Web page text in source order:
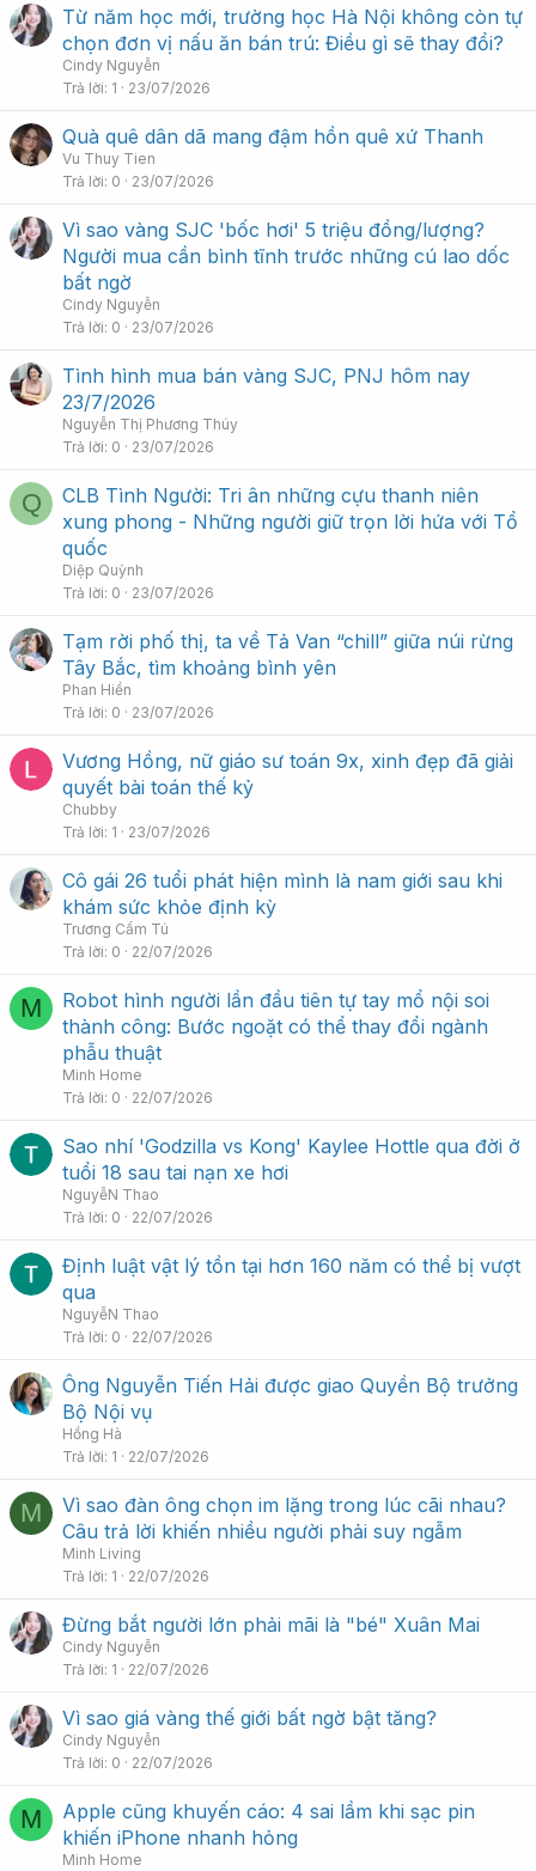
Từ năm học mới, trường học Hà Nội không còn tự
chọn đơn vị nấu ăn bán trú: Điều gì sẽ thay đổi?
Cindy Nguyễn
Trả lời 1 23/07/2026
Quà quê dân dã mang đậm hồn quê xứ Thanh
Vu Thuy Tien
Trả lời 0 23/07/2026
Vì sao vàng SJC 'bốc hơi' 5 triệu đồng/lượng?
Người mua cần bình tĩnh trước những cú lao dốc
bất ngờ
Cindy Nguyễn
Trả lời 0 23/07/2026
Tình hình mua bán vàng SJC, PNJ hôm nay
23/7/2026
Nguyễn Thị Phương Thúy
Trả lời 0 23/07/2026
Q
CLB Tình Người: Tri ân những cựu thanh niên
xung phong - Những người giữ trọn lời hứa với Tổ
quốc
Diệp Quỳnh
Trả lời 0 23/07/2026
Tạm rời phố thị, ta về Tả Van “chill” giữa núi rừng
Tây Bắc, tìm khoảng bình yên
Phan Hiền
Trả lời 0 23/07/2026
Vương Hồng, nữ giáo sư toán 9x, xinh đẹp đã giải
quyết bài toán thế kỷ
Chubby
Trả lời 1 23/07/2026
Cô gái 26 tuổi phát hiện mình là nam giới sau khi
khám sức khỏe định kỳ
Trương Cẩm Tú
Trả lời 0 22/07/2026
M
Robot hình người lần đầu tiên tự tay mổ nội soi
thành công: Bước ngoặt có thể thay đổi ngành
phẫu thuật
Minh Home
Trả lời 0 22/07/2026
Sao nhí 'Godzilla vs Kong' Kaylee Hottle qua đời ở
tuổi 18 sau tai nạn xe hơi
NguyễN Thao
Trả lời 0 22/07/2026
Định luật vật lý tồn tại hơn 160 năm có thể bị vượt
qua
NguyễN Thao
Trả lời 0 22/07/2026
Ông Nguyễn Tiến Hải được giao Quyền Bộ trưởng
Bộ Nội vụ
Hồng Hà
Trả lời 1 22/07/2026
M
Vì sao đàn ông chọn im lặng trong lúc cãi nhau?
Câu trả lời khiến nhiều người phải suy ngẫm
Minh Living
Trả lời 1 22/07/2026
Đừng bắt người lớn phải mãi là "bé" Xuân Mai
Cindy Nguyễn
Trả lời 1 22/07/2026
Vì sao giá vàng thế giới bất ngờ bật tăng?
Cindy Nguyễn
Trả lời 0 22/07/2026
M
Apple cũng khuyến cáo: 4 sai lầm khi sạc pin
khiến iPhone nhanh hỏng
Minh Home